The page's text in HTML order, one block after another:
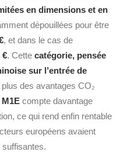
en dimensions et en
dépouillées pour être
, et dans le cas de
€. Cette catégorie, pensée
sur l’entrée de
plus des avantages CO₂
M1E compte davantage
ce qui rend enfin rentable
européens avaient
suffisantes.